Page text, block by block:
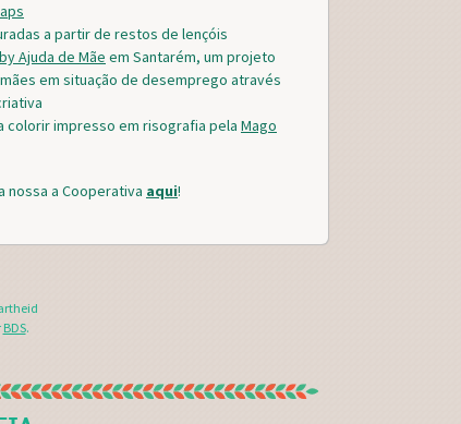
a partir de restos de lençóis
Ajuda de Mãe em Santarém, um projeto
em situação de desemprego através
colorir impresso em risografia pela Mago
nossa a Cooperativa aqui!
BDS.